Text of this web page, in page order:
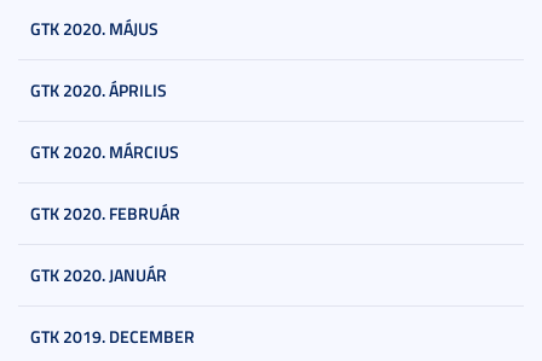
GTK 2020. MÁJUS
GTK 2020. ÁPRILIS
GTK 2020. MÁRCIUS
GTK 2020. FEBRUÁR
GTK 2020. JANUÁR
GTK 2019. DECEMBER